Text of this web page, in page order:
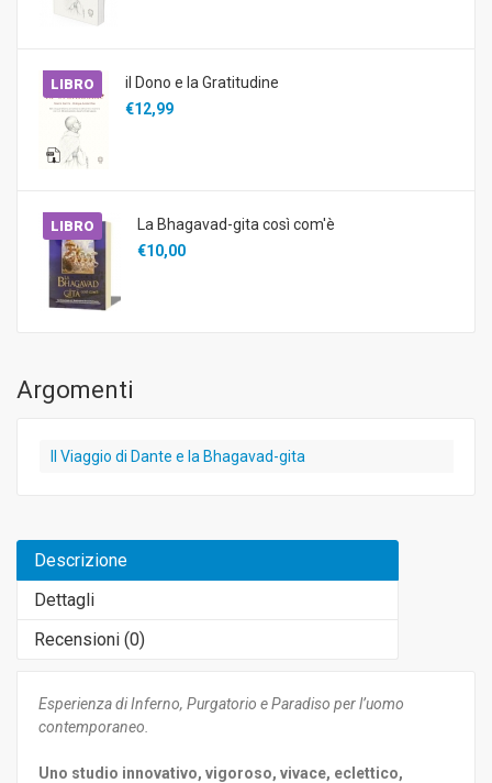
LIBRO
il Dono e la Gratitudine
€12,99
LIBRO
La Bhagavad-gita così com'è
€10,00
Argomenti
Il Viaggio di Dante e la Bhagavad-gita
Descrizione
Dettagli
Recensioni (0)
Esperienza di Inferno, Purgatorio e Paradiso per l’uomo
contemporaneo.
Uno studio innovativo, vigoroso, vivace, eclettico,